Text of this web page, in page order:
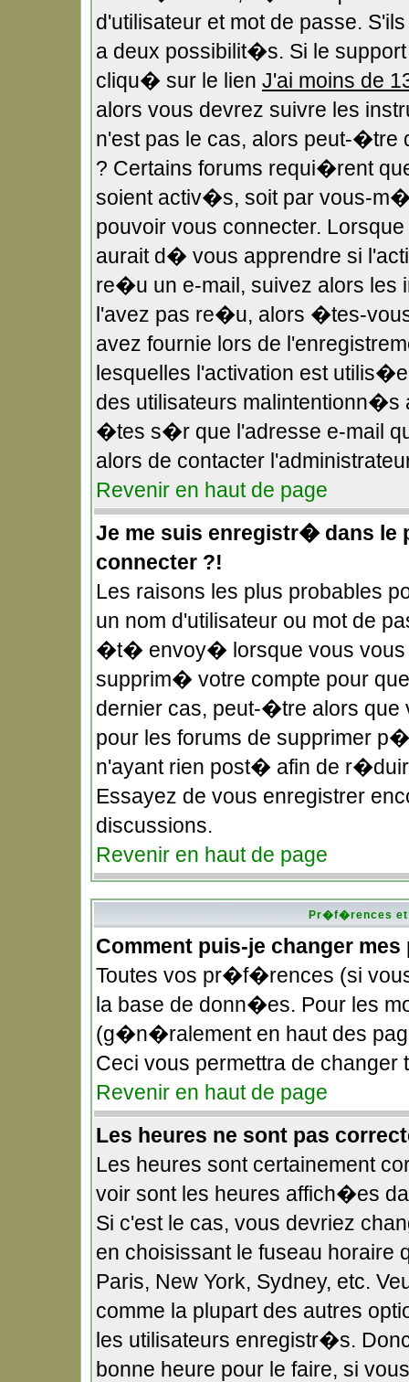
d'utilisateur et mot de passe.
a deux possibilit�s. Si le
cliqu� sur le lien J'ai moins de
alors vous devrez suivre les
n'est pas le cas, alors peut-
? Certains forums requi�rent
soient activ�s, soit par vous-
pouvoir vous connecter.
aurait d� vous apprendre si
re�u un e-mail, suivez alors les
l'avez pas re�u, alors �tes-
avez fournie lors de
lesquelles l'activation est
des utilisateurs malintentionn�s
�tes s�r que l'adresse e-mail
alors de contacter
Revenir en haut de page
Je me suis enregistr� dans le
connecter ?!
Les raisons les plus probables
un nom d'utilisateur ou mot de
�t� envoy� lorsque vous vous
supprim� votre compte pour
dernier cas, peut-�tre alors
pour les forums de supprimer
n'ayant rien post� afin de
Essayez de vous enregistrer
discussions.
Revenir en haut de page
Pr�f�rences
Comment puis-je changer
Toutes vos pr�f�rences (si
la base de donn�es. Pour les
(g�n�ralement en haut des
Ceci vous permettra de
Revenir en haut de page
Les heures ne sont pas
Les heures sont certainement
voir sont les heures affich�es
Si c'est le cas, vous devriez
en choisissant le fuseau horaire
Paris, New York, Sydney, etc.
comme la plupart des autres
les utilisateurs enregistr�s.
bonne heure pour le faire, si